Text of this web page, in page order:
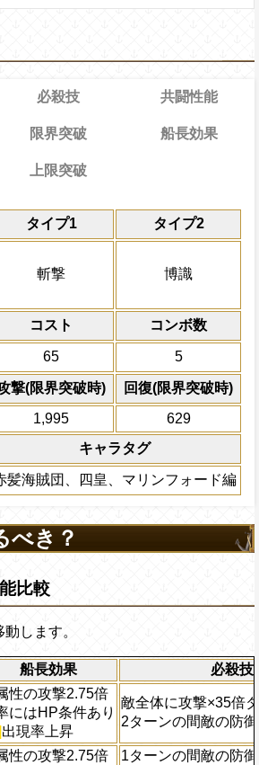
タイプ1 タイプ2
斬撃 博識
コスト コンボ数
65 5
撃(限界突破時)
回復(限界突破時)
1,995
629
キャラタグ
髪海賊団、四皇、マリンフォード編
必殺技
通常 19→14ターン
限界突破
通常時
ターンの間敵全体の防御力を0にし、敵
[心]に変換する
上限突破
ターンの間敵全体の防御力を0にし、敵
×75倍の無属性ダメージを与え、一味
[心]スロットに変換、1ターンの間心属
、このターン内PERFECT攻撃3回成功
の攻撃が2.5倍になる
共闘性能
共闘性能
船長効果
冒険開始時の必殺タ
キャラの攻撃を
にし、他の属性キャ
必殺技
ターン数：11
敵全体の攻撃を3タ
全体にかかっている
ン減らす
アクション
2ターンの間敵全体の
を30%下げ、博識タ
げる
効果
険中1回限り、サポート対象が割合ダメ
ジを与える必殺発動時、
心属性
ットに変換する
対象
限界突破
習得する効果
心属性は
せダメージ
知属性の被ダメ7%減
回復無効を7ターン回復
PEFECTならば90%の確率でダメー
船長効果
通常時
属性の攻撃を2.75倍、体力を1.3倍にし
スロット出現率が大きく上昇する
属性の攻撃を4.5倍、スロット一致時約
倍、体力が多いほど
[心]スロット出現
、ターン終了時に体力を1000回復する
上限突破
レベル上限突破
最大Lv.105
最大Lv.110
仲間の攻撃アップLv10、速度アッ
最大Lv.120
船長効果：
の攻撃を4.5倍、
5.25倍、体力を1.3倍、体力が多い
出現率が大きく上昇し、ターン終
回復する
最大Lv.130
海賊祭必殺技：敵全体の体力を
間が30秒以下の時、3000の固定ダ
御ダウンLv.7(10秒)
必殺技：1ターンの間敵全体の防御
体にキャラの攻撃×75倍の無属性ダ
ンの間
PERFECT攻撃3回成功で次のター
2.5倍になる
ージを40%軽減する
べき？
比較
します。
船長効果 必殺技
性の攻撃2.75倍
にはHP条件あり
出現率上昇
敵全体に攻撃×35倍
2ターンの間敵の防
性の攻撃2.75倍
1ターンの間敵の防